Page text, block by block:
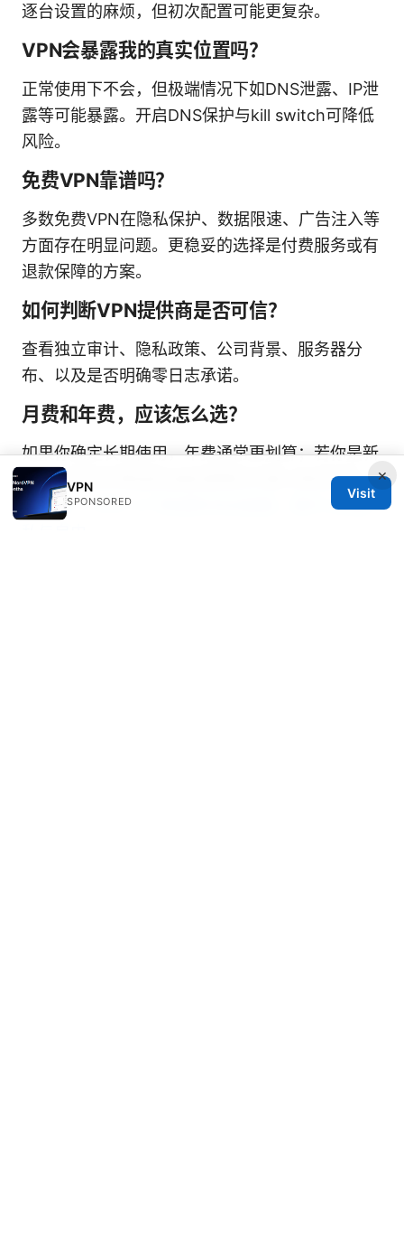
逐台设置的麻烦，但初次配置可能更复杂。
VPN会暴露我的真实位置吗？
正常使用下不会，但极端情况下如DNS泄露、IP泄
露等可能暴露。开启DNS保护与kill switch可降低
风险。
免费VPN靠谱吗？
多数免费VPN在隐私保护、数据限速、广告注入等
方面存在明显问题。更稳妥的选择是付费服务或有
退款保障的方案。
如何判断VPN提供商是否可信？
查看独立审计、隐私政策、公司背景、服务器分
布、以及是否明确零日志承诺。
月费和年费，应该怎么选？
如果你确定长期使用，年费通常更划算；若你是新
手，先尝试月费或有退款保障的方案以降低风险。
小蓝网： VPN 入门到进阶完全指南，提升上网隐
×
VPN
SPONSORED
Visit